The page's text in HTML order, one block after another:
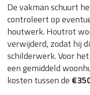
De vakman schuurt
controleert op
houtwerk. Houtrot
verwijderd, zodat hij
schilderwerk. Voor
een gemiddeld
kosten tussen de